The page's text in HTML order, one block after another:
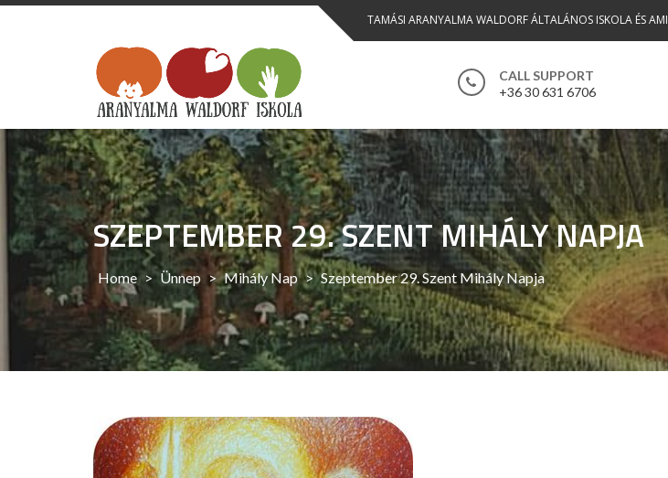
Skip
TAMÁSI ARANYALMA WALDORF ÁLTALÁNOS ISKOLA ÉS AMI
CALL SUPPORT
+36 30 631 6706
SZEPTEMBER 29. SZENT MIHÁLY NAPJA
Home > Ünnep > Mihály Nap > Szeptember 29. Szent Mihály Napja